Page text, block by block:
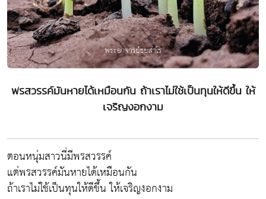
พรสวรรค์มันหายได้เหมือนกัน ถ้าเราไม่ใช้เป็นทุนให้ดีขึ้น ให้
เจริญงอกงาม
ตอนหนุ่มสาวนี่มีพรสวรรค์
แต่พรสวรรค์มันหายได้เหมือนกัน
ถ้าเราไม่ใช้เป็นทุนให้ดีขึ้น ให้เจริญงอกงาม